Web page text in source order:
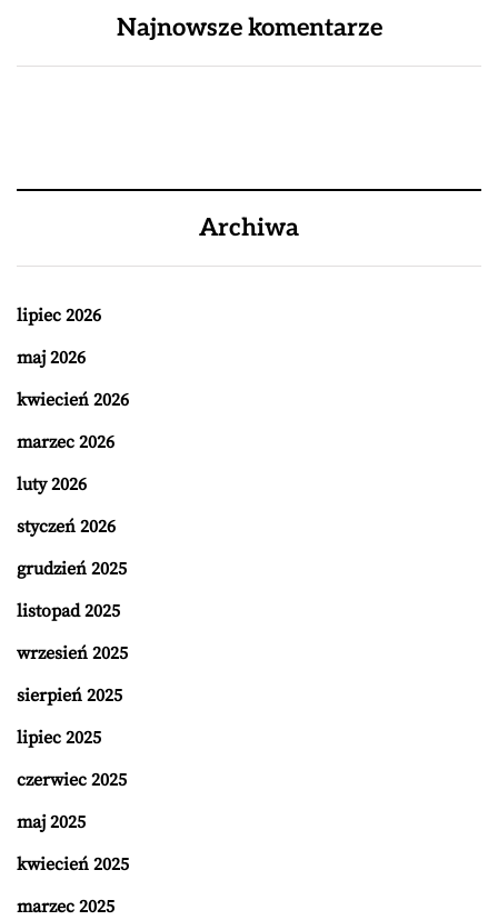
Najnowsze komentarze
Archiwa
lipiec 2026
maj 2026
kwiecień 2026
marzec 2026
luty 2026
styczeń 2026
grudzień 2025
listopad 2025
wrzesień 2025
sierpień 2025
lipiec 2025
czerwiec 2025
maj 2025
kwiecień 2025
marzec 2025